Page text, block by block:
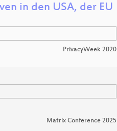
in den USA, der EU
PrivacyWeek 2020
Matrix Conference 2025